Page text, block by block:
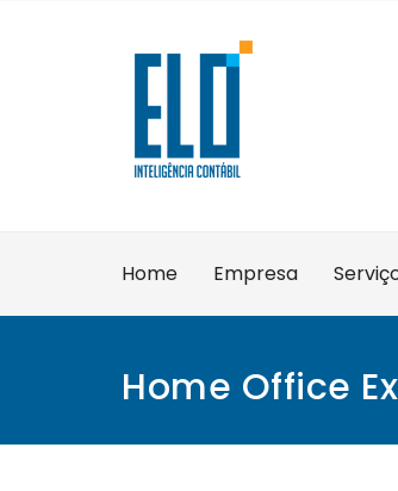
Home Empresa
Home Office